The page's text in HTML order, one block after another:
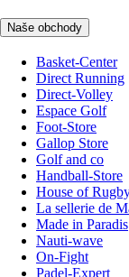
Naše obchody
Basket-Center
Direct Running
Direct-Volley
Espace Golf
Foot-Store
Gallop Store
Golf and co
Handball-Store
House of
La sellerie de
Made in Paradis
Nauti-wave
On-Fight
Padel-Expert